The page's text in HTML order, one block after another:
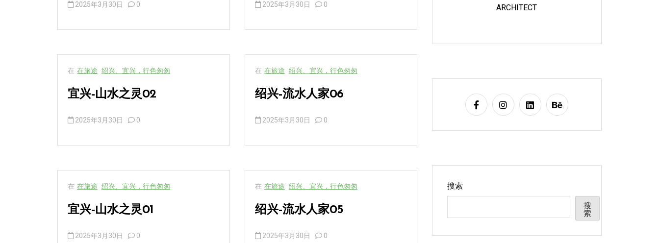
2025年3月30日 0
在 在旅途 绍兴、宜兴，行色匆匆
宜兴-山水之灵02
2025年3月30日 0
在 在旅途 绍兴、宜兴，行色匆匆
宜兴-山水之灵01
2025年3月30日 0
2025年3月30日 0
在 在旅途 绍兴、宜兴，行色匆匆
绍兴-流水人家06
2025年3月30日 0
在 在旅途 绍兴、宜兴，行色匆匆
绍兴-流水人家05
2025年3月30日 0
ARCHITECT
搜索
搜
索